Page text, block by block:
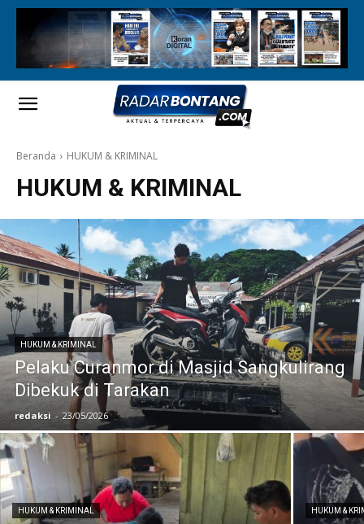
Beranda HUKUM & KRIMINAL
HUKUM & KRIMINAL
HUKUM & KRIMINAL
Pelaku Curanmor di Masjid Sangkulirang
Dibekuk di Tarakan
redaksi - 23/05/2026
HUKUM & KRIMINAL HUKUM &